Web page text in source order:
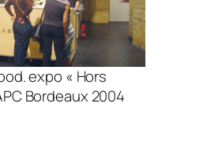
expo « Hors
Bordeaux 2004